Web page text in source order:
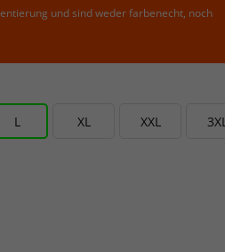
und sind weder farbenecht, noch
L XL XXL 3XL